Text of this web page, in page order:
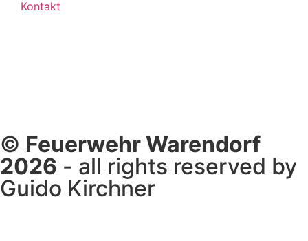
Kontakt
© Feuerwehr Warendorf
2026 - all rights reserved by
Guido Kirchner